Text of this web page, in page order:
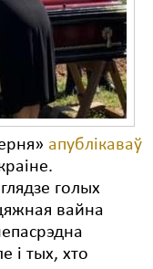
апублікаваў
голых
вайна
і тых, хто